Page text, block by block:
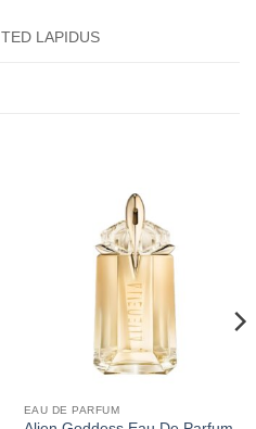
TED LAPIDUS
EAU DE PARFUM